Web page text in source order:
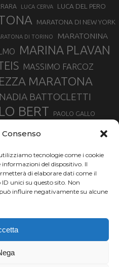
Consenso
tecnologie come i cookie
informazioni del dispositivo. Il
di elaborare dati come il
unici su questo sito. Non
influire negativamente su alcune
LUCA CERVA LUCA DEL PERO
MARATONA DI NEW YORK
DI TORINO MARATONINA
MARINA PLAVAN
MASSIMO FARCOZ
MARATONA
NADIA BATTOCLETTI
BERT PAOLO GALLO
TOR DES GEANTS
MONTE CASTO TROFEO KIMA
ZEMMER VAL DI FASSA RUNNING
MARATHON
CHEVRIER
CRIPPA